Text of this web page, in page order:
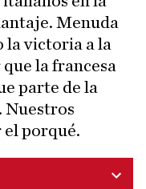
Menuda
la victoria a la
la francesa
parte de la
Nuestros
porqué.